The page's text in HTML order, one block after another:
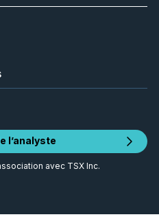
l’analyste
avec TSX Inc.